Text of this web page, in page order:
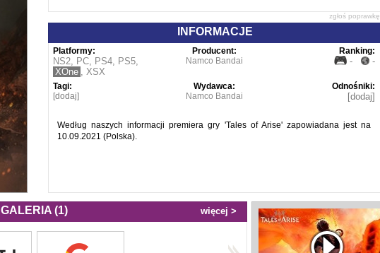
zgłoś poprawkę
INFORMACJE
Platformy:
NS2, PC, PS4, PS5,
XOne , XSX
Producent:
Namco Bandai
Ranking:
- -
Tagi:
[dodaj]
Wydawca:
Namco Bandai
Odnośniki:
[dodaj]
Według naszych informacji premiera gry 'Tales of Arise' zapowiadana jest na
10.09.2021 (Polska).
GALERIA (1) więcej >